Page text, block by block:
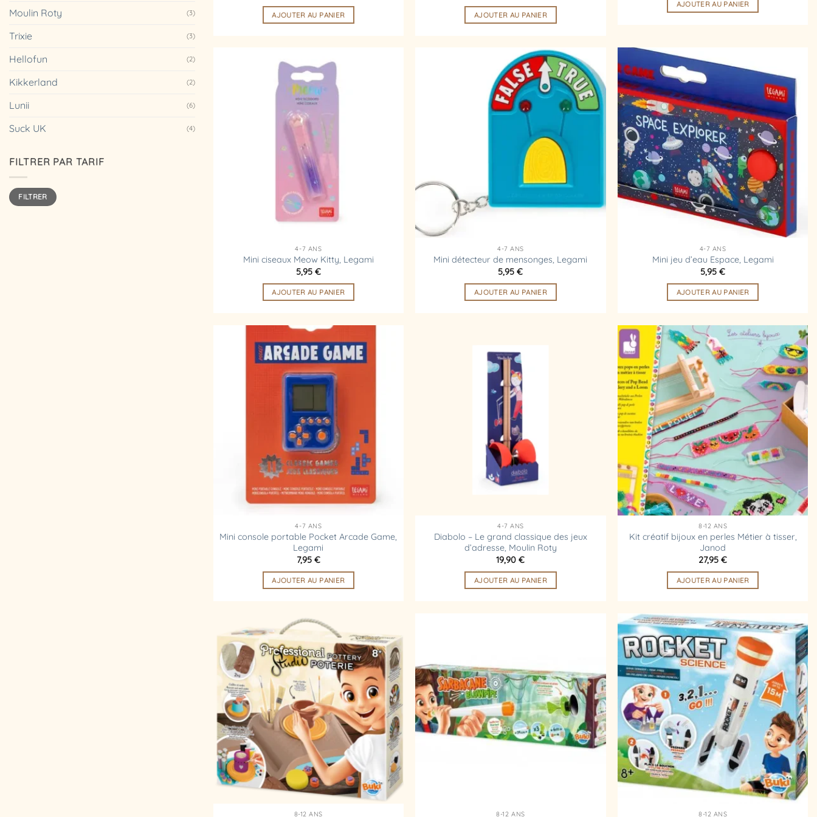
Moulin Roty (3)
Trixie (3)
Hellofun (2)
Kikkerland (2)
Lunii (6)
Suck UK (4)
FILTRER PAR TARIF
Prix
min
Prix
maxFILTRER
AJOUTER AU PANIER AJOUTER AU PANIER
AJOUTER AU PANIER
4-7 ANS
Mini ciseaux Meow Kitty, Legami
5,95 €
AJOUTER AU PANIER
Ajouter
à la
liste
d’envies
4-7 ANS
Mini détecteur de mensonges, Legami
5,95€
AJOUTER AU PANIER
Ajouter
à la
liste
d’envies
4-7 ANS
Mini jeu d’eau Espace, Legami
5,95€
AJOUTER AU PANIER
4-7 ANS
Mini console portable Pocket Arcade Game,
Legami
7,95 €
AJOUTER AU PANIER
4-7 ANS
Diabolo – Le grand classique des jeux
d’adresse, Moulin Roty
19,90€
AJOUTER AU PANIER
Ajouter
à la
liste
d’envies
8-12 ANS
Kit créatif bijoux en perles Métier à tisser,
Janod
27,95€
AJOUTER AU PANIER
Ajouter
à la
liste
d’envies
8-12 ANS
d’envies
8-12 ANS
Ajouter
à la
liste
d’envies
8-12 ANS